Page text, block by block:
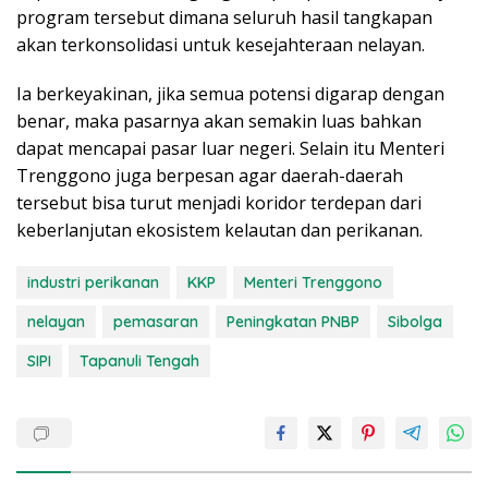
program tersebut dimana seluruh hasil tangkapan
akan terkonsolidasi untuk kesejahteraan nelayan.
Ia berkeyakinan, jika semua potensi digarap dengan
benar, maka pasarnya akan semakin luas bahkan
dapat mencapai pasar luar negeri. Selain itu Menteri
Trenggono juga berpesan agar daerah-daerah
tersebut bisa turut menjadi koridor terdepan dari
keberlanjutan ekosistem kelautan dan perikanan.
industri perikanan KKP
Menteri Trenggono
nelayan
pemasaran Peningkatan PNBP
Sibolga
SIPI
Tapanuli Tengah